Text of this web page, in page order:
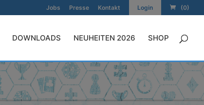
Jobs Presse Kontakt Login (0)
DOWNLOADS NEUHEITEN 2026 SHOP